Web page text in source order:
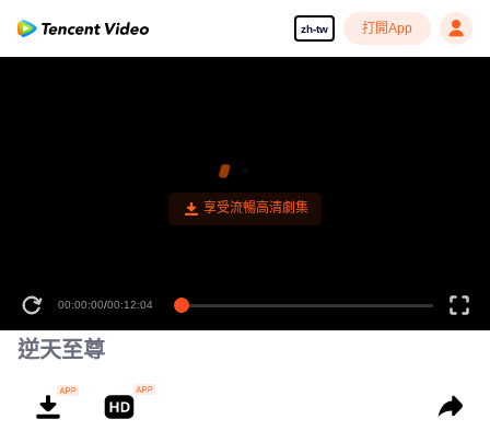
zh-tw 打開App
享受流暢高清劇集
00:00:00/00:12:04
逆天至尊